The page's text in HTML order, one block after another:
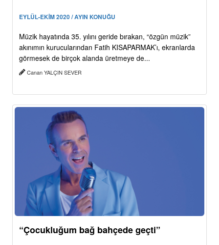
EYLÜL-EKİM 2020 / AYIN KONUĞU
Müzik hayatında 35. yılını geride bırakan, “özgün müzik”
akınımın kurucularından Fatih KISAPARMAK’ı, ekranlarda
görmesek de birçok alanda üretmeye de...
Canan YALÇIN SEVER
“Çocukluğum bağ bahçede geçti”